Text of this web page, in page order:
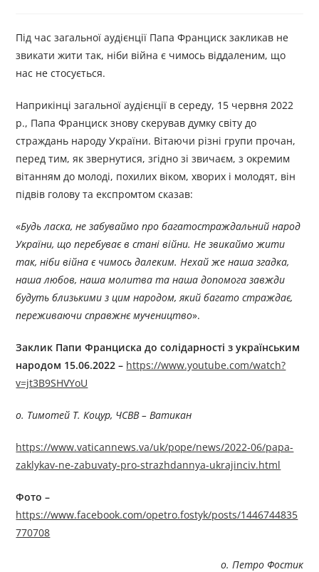
Під час загальної аудієнції Папа Франциск закликав не
звикати жити так, ніби війна є чимось віддаленим, що
нас не стосується.
Наприкінці загальної аудієнції в середу, 15 червня 2022
р., Папа Франциск знову скерував думку світу до
страждань народу України. Вітаючи різні групи прочан,
перед тим, як звернутися, згідно зі звичаєм, з окремим
вітанням до молоді, похилих віком, хворих і молодят, він
підвів голову та експромтом сказав:
«Будь ласка, не забуваймо про багатостраждальний народ
України, що перебуває в стані війни. Не звикаймо жити
так, ніби війна є чимось далеким. Нехай же наша згадка,
наша любов, наша молитва та наша допомога завжди
будуть близькими з цим народом, який багато страждає,
переживаючи справжнє мучеництво».
Заклик Папи Франциска до солідарності з українським
народом 15.06.2022 – https://www.youtube.com/watch?
v=jt3B9SHVYoU
о. Тимотей Т. Коцур, ЧСВВ – Ватикан
https://www.vaticannews.va/uk/pope/news/2022-06/papa-
zaklykav-ne-zabuvaty-pro-strazhdannya-ukrajinciv.html
Фото –
https://www.facebook.com/opetro.fostyk/posts/1446744835
770708
о. Петро Фостик